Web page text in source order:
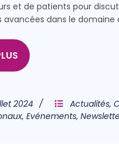
et de patients pour
avancées dans le domaine
2024 Actualités,
, Evénements,